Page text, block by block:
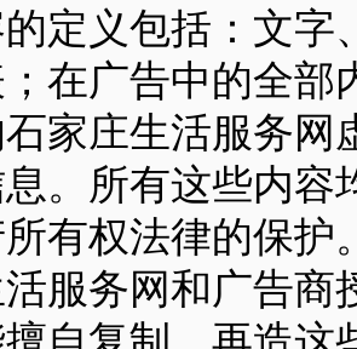
定义包括：文字
；在广告中的全部
家庄生活服务网
。所有这些内容
有权法律的保护
服务网和广告商